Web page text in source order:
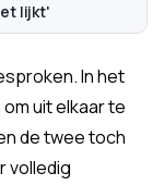
lijkt'
In het
uit elkaar te
de twee toch
volledig